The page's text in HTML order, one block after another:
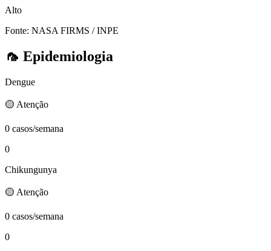
Alto
Fonte: NASA FIRMS / INPE
🦟 Epidemiologia
Dengue
🟡 Atenção
0 casos/semana
0
Chikungunya
🟡 Atenção
0 casos/semana
0